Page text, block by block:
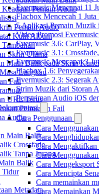
Evermusic Mencapai 11
Flacbox Mencecah 1
5 Aplikasi Pemain Muzik
Video Promosi
Evermusic 3.6: CarPlay,
Evermusic 3.1:
Evermusic Mencapai 3
Flacbox 1.6:
Evermusic 2.3: Segerak
Strim Muzik dari Storan
Penstriman Audio iOS
Cara Penggunaan
Cara
Cara
Cara Mengaktifkan
Cara
Cara Mengeksport
Cara Mencipta
Cara memainkan
Cara Memainkan
Keadaan Pemain Audio
Pemain Audio
Kulit Album
Skrin Utama
Main Balik pada Skrin Kunci
Langkau
Fail
URL Terus
Pemuatan Fail
Audio
Main Balik
Crossfade
Tanpa Jurang
Balik
Tidur
Metadata